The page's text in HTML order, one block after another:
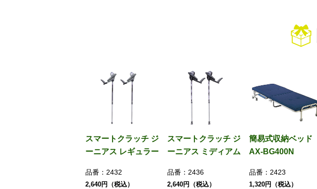
スマートクラッチ ジ
ーニアス レギュラー
品番： 2432
2,640円（税込）
スマートクラッチ ジ
ーニアス ミディアム
品番： 2436
2,640円（税込）
簡易式収納ベッド
AX-BG400N
品番： 2423
1,320円（税込）